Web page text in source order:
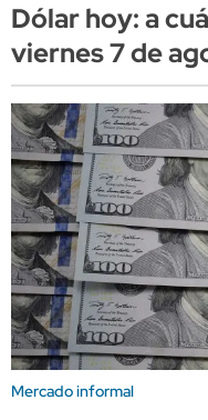
Dólar hoy: a
viernes 7 de
Mercado informal